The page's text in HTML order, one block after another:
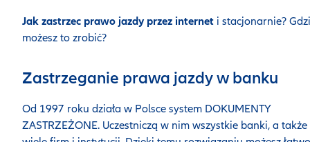
Jak zastrzec prawo jazdy przez internet i stacjonarnie?
możesz to zrobić?
Zastrzeganie prawa jazdy w banku
Od 1997 roku działa w Polsce system DOKUMENTY
ZASTRZEŻONE. Uczestniczą w nim wszystkie banki, a także